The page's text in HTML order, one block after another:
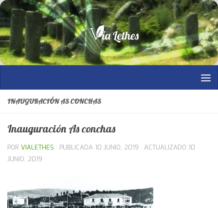
Saltar al contenido
INAUGURACIÓN AS CONCHAS
Inauguración As conchas
POR VIALETHES · PUBLICADA 10 JUNIO, 2019 · ACTUALIZADO 10
JUNIO, 2019